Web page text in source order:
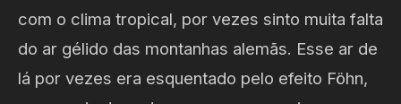
com o clima tropical, por vezes sinto muita falta
do ar gélido das montanhas alemãs. Esse ar de
lá por vezes era esquentado pelo efeito Föhn,